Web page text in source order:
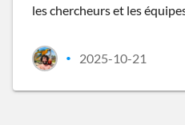
les chercheurs et les
• 2025-10-21